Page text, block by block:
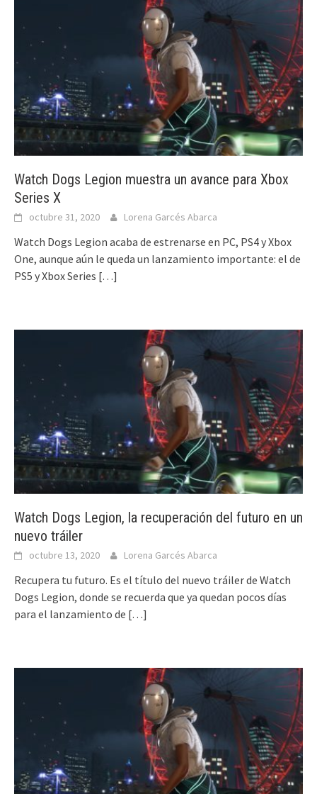
Watch Dogs Legion muestra un avance para Xbox
Series X
octubre 31, 2020 Lorena Garcés Abarca
Watch Dogs Legion acaba de estrenarse en PC, PS4 y Xbox
One, aunque aún le queda un lanzamiento importante: el de
PS5 y Xbox Series […]
Watch Dogs Legion, la recuperación del futuro en un
nuevo tráiler
octubre 13, 2020 Lorena Garcés Abarca
Recupera tu futuro. Es el título del nuevo tráiler de Watch
Dogs Legion, donde se recuerda que ya quedan pocos días
para el lanzamiento de […]